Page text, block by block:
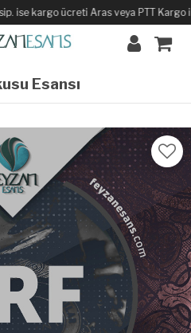
kargo ücreti Aras veya PTT Kargo
Esansı